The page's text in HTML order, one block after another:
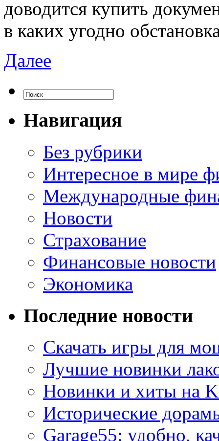
доводится купить
в каких угодно
Далее
Навигация
Без рубрики
Интересное в мире
Международные
Новости
Страхование
Финансовые новости
Экономика
Последние новости
Скачать игры для
Лучшие новинки
Новинки и хиты на
Исторические
Garage55: удобно,